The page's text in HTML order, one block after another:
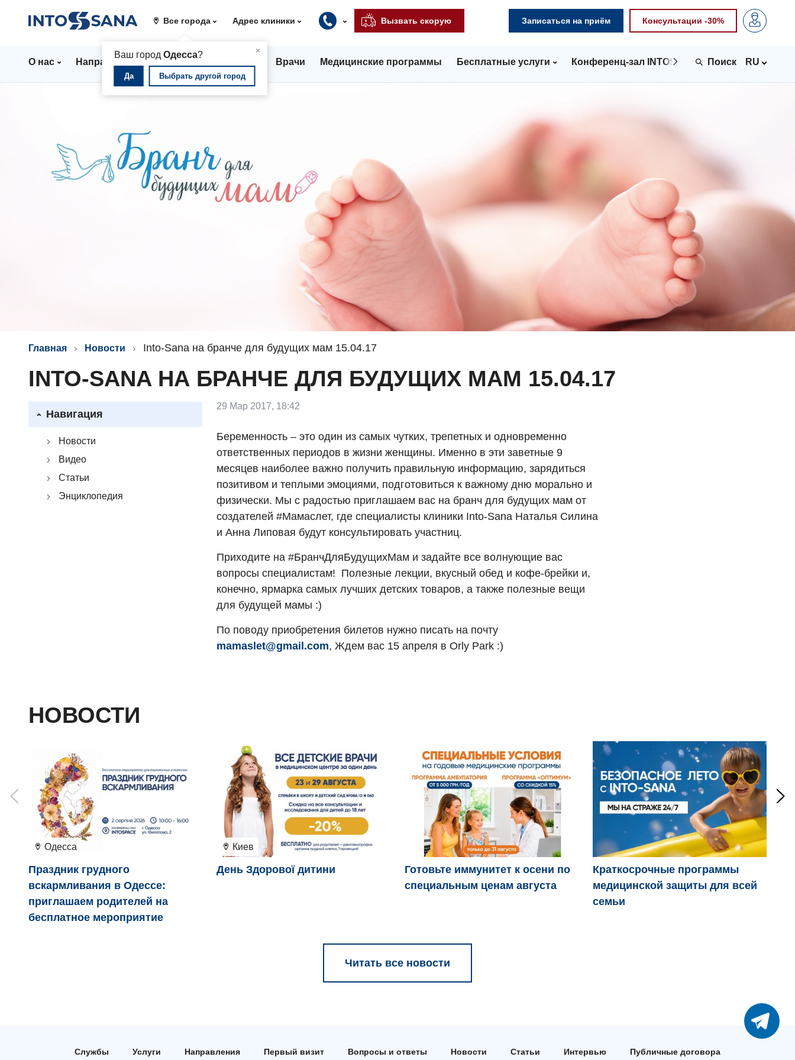
Все города
×
Ваш город Одесса?
Да Выбрать другой город
Адрес клиники Вызвать скорую Записаться на приём Консультации -30%
О нас Направления Стационар Врачи Медицинские программы Бесплатные услуги Конференц-зал INTOSPACE Контакты
RU
Главная Новости Into-Sana на бранче для будущих мам 15.04.17
INTO-SANA НА БРАНЧЕ ДЛЯ БУДУЩИХ МАМ 15.04.17
Навигация
Новости
Видео
Статьи
Энциклопедия
29 Мар 2017, 18:42
Беременность – это один из самых чутких, трепетных и одновременно
ответственных периодов в жизни женщины. Именно в эти заветные 9
месяцев наиболее важно получить правильную информацию, зарядиться
позитивом и теплыми эмоциями, подготовиться к важному дню морально и
физически. Мы с радостью приглашаем вас на бранч для будущих мам от
создателей #Мамаслет, где специалисты клиники Into-Sana Наталья Силина
и Анна Липовая будут консультировать участниц.
Приходите на #БранчДляБудущихМам и задайте все волнующие вас
вопросы специалистам! Полезные лекции, вкусный обед и кофе-брейки и,
конечно, ярмарка самых лучших детских товаров, а также полезные вещи
для будущей мамы :)
По поводу приобретения билетов нужно писать на почту
mamaslet@gmail.com, Ждем вас 15 апреля в Orly Park :)
НОВОСТИ
Одесса
Праздник грудного
вскармливания в Одессе:
приглашаем родителей на
бесплатное мероприятие
Киев
День Здорової дитини
Готовьте иммунитет к осени по
специальным ценам августа
Краткосрочные программы
медицинской защиты для всей
семьи
Читать все новости
Службы Услуги Направления Первый визит Вопросы и ответы Новости Статьи Интервью Публичные договора